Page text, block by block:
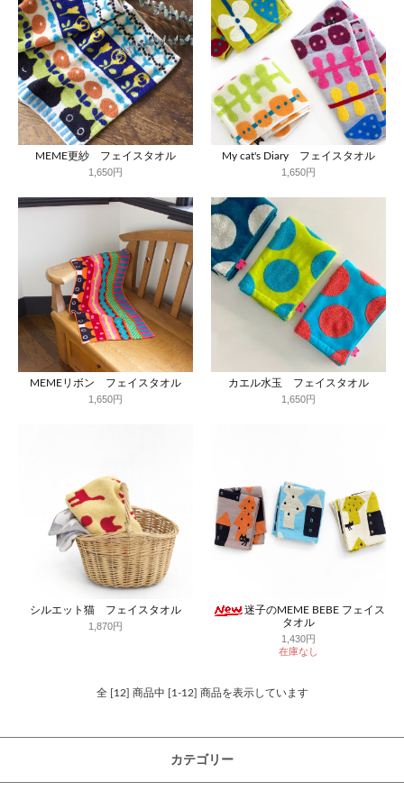
MEME更紗 フェイスタオル
1,650円
My cat's Diary フェイスタオル
1,650円
MEMEリボン フェイスタオル
1,650円
カエル水玉 フェイスタオル
1,650円
シルエット猫 フェイスタオル
1,870円
迷子のMEME BEBE フェイス
タオル
1,430円
在庫なし
全 [12] 商品中 [1-12] 商品を表示しています
カテゴリー